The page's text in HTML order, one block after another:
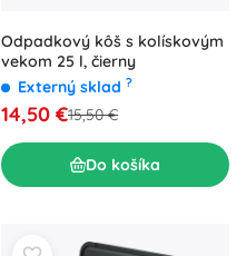
Odpadkový kôš s kolískovým
vekom 25 l, čierny
Externý sklad ?
14,50 €15,50 €
Do košíka